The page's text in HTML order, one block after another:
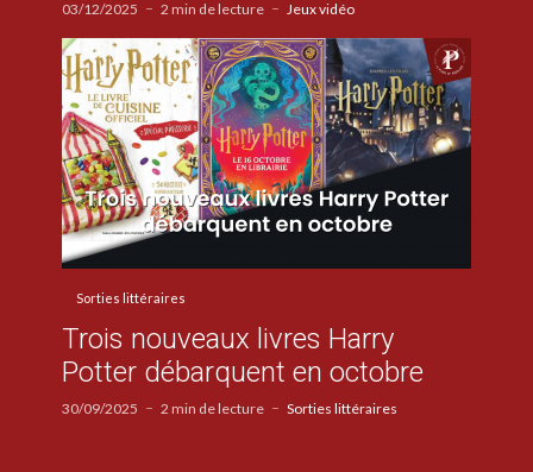
03/12/2025 2 min de lecture Jeux vidéo
Sorties littéraires
Trois nouveaux livres Harry
Potter débarquent en octobre
30/09/2025 2 min de lecture Sorties littéraires